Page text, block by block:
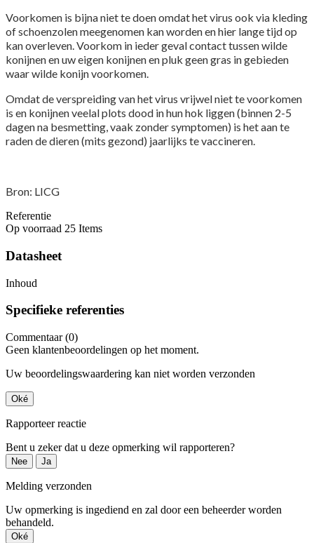
Voorkomen is bijna niet te doen omdat het virus ook via kleding
of schoenzolen meegenomen kan worden en hier lange tijd op
kan overleven. Voorkom in ieder geval contact tussen wilde
konijnen en uw eigen konijnen en pluk geen gras in gebieden
waar wilde konijn voorkomen.
Omdat de verspreiding van het virus vrijwel niet te voorkomen
is en konijnen veelal plots dood in hun hok liggen (binnen 2-5
dagen na besmetting, vaak zonder symptomen) is het aan te
raden de dieren (mits gezond) jaarlijks te vaccineren.
Bron: LICG
Referentie
Op voorraad 25 Items
Datasheet
Inhoud
Specifieke referenties
Commentaar (0)
Geen klantenbeoordelingen op het moment.
Uw beoordelingswaardering kan niet worden verzonden
Oké
Rapporteer reactie
Bent u zeker dat u deze opmerking wil rapporteren?
Nee Ja
Melding verzonden
Uw opmerking is ingediend en zal door een beheerder worden
behandeld.
Oké